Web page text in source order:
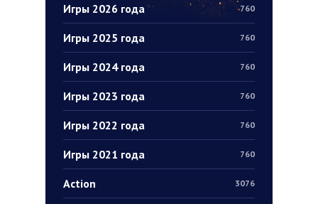
Игры 2026 года 760
Игры 2025 года 760
Игры 2024 года 760
Игры 2023 года 760
Игры 2022 года 760
Игры 2021 года 760
Action 3076